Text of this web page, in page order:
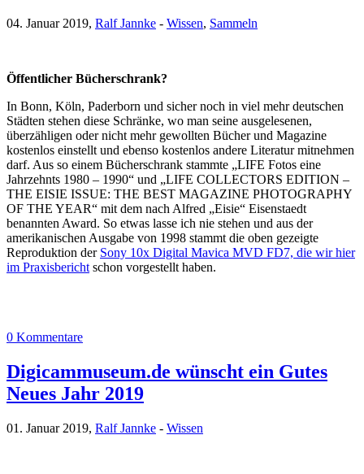
04. Januar 2019, Ralf Jannke - Wissen, Sammeln
Öffentlicher Bücherschrank?
In Bonn, Köln, Paderborn und sicher noch in viel mehr deutschen
Städten stehen diese Schränke, wo man seine ausgelesenen,
überzähligen oder nicht mehr gewollten Bücher und Magazine
kostenlos einstellt und ebenso kostenlos andere Literatur mitnehmen
darf. Aus so einem Bücherschrank stammte „LIFE Fotos eine
Jahrzehnts 1980 – 1990“ und „LIFE COLLECTORS EDITION –
THE EISIE ISSUE: THE BEST MAGAZINE PHOTOGRAPHY
OF THE YEAR“ mit dem nach Alfred „Eisie“ Eisenstaedt
benannten Award. So etwas lasse ich nie stehen und aus der
amerikanischen Ausgabe von 1998 stammt die oben gezeigte
Reproduktion der Sony 10x Digital Mavica MVD FD7, die wir hier
im Praxisbericht schon vorgestellt haben.
0 Kommentare
Digicammuseum.de wünscht ein Gutes
Neues Jahr 2019
01. Januar 2019, Ralf Jannke - Wissen